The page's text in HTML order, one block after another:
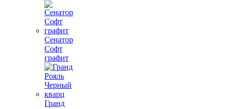
Сенатор
Софт
графит
Гранд